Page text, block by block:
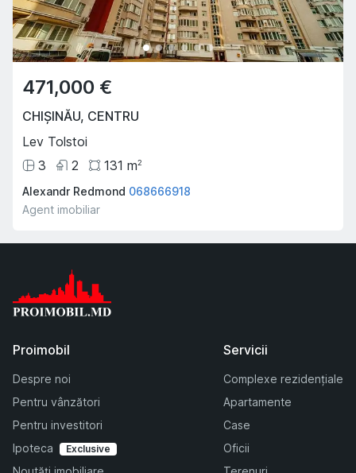
471,000 €
CHIȘINĂU, CENTRU
Lev Tolstoi
3
2 131 m2
Alexandr Redmond 068666918
Agent imobiliar
Proimobil
Despre noi
Pentru vânzători
Pentru investitori
Ipoteca
Exclusive
Servicii
Complexe rezidențiale
Apartamente
Case
Oficii